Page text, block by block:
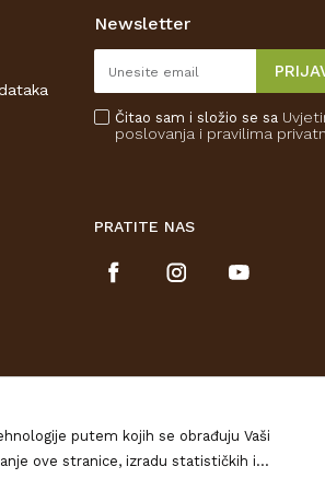
Newsletter
Čitao sam i složio se sa
poslovanja i pravilima
PRATITE NAS
putem kojih se obrađuju Vaši
izradu statističkih i